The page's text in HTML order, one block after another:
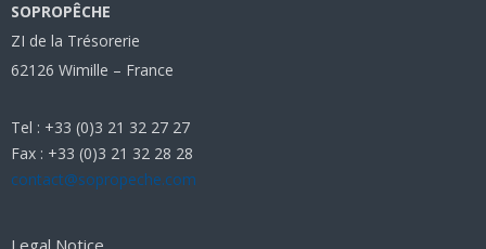
SOPROPÊCHE
ZI de la Trésorerie
62126 Wimille – France
Tel : +33 (0)3 21 32 27 27
Fax : +33 (0)3 21 32 28 28
contact@sopropeche.com